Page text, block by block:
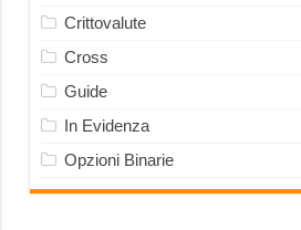
Crittovalute
Cross
Guide
In Evidenza
Opzioni Binarie